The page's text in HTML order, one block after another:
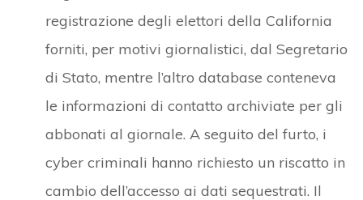
registrazione degli elettori della California
forniti, per motivi giornalistici, dal Segretario
di Stato, mentre l’altro database conteneva
le informazioni di contatto archiviate per gli
abbonati al giornale. A seguito del furto, i
cyber criminali hanno richiesto un riscatto in
cambio dell’accesso ai dati sequestrati. Il